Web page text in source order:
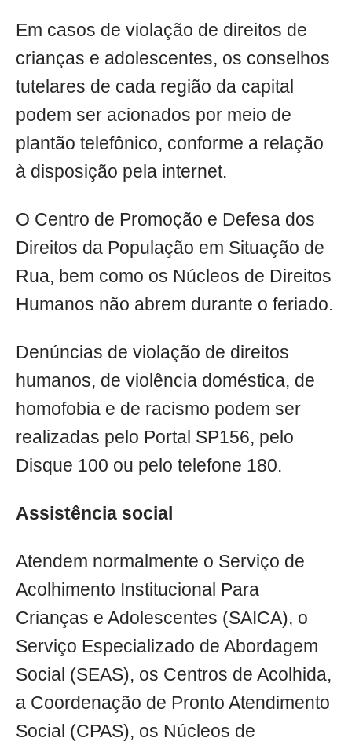
Em casos de violação de direitos de
crianças e adolescentes, os conselhos
tutelares de cada região da capital
podem ser acionados por meio de
plantão telefônico, conforme a relação
à disposição pela internet.
O Centro de Promoção e Defesa dos
Direitos da População em Situação de
Rua, bem como os Núcleos de Direitos
Humanos não abrem durante o feriado.
Denúncias de violação de direitos
humanos, de violência doméstica, de
homofobia e de racismo podem ser
realizadas pelo Portal SP156, pelo
Disque 100 ou pelo telefone 180.
Assistência social
Atendem normalmente o Serviço de
Acolhimento Institucional Para
Crianças e Adolescentes (SAICA), o
Serviço Especializado de Abordagem
Social (SEAS), os Centros de Acolhida,
a Coordenação de Pronto Atendimento
Social (CPAS), os Núcleos de